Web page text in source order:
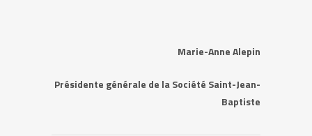
Marie-Anne Alepin
Présidente générale de la Société Saint-Jean-
Baptiste